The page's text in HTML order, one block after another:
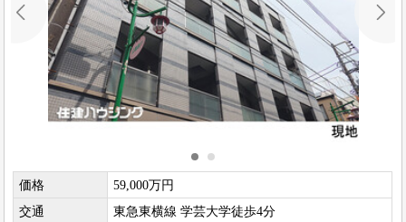
価格
59,000万円
交通
東急東横線 学芸大学徒歩4分